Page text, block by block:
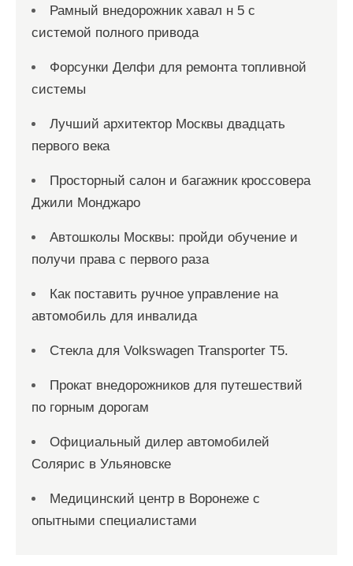
Рамный внедорожник хавал н 5 с
системой полного привода
Форсунки Делфи для ремонта топливной
системы
Лучший архитектор Москвы двадцать
первого века
Просторный салон и багажник кроссовера
Джили Монджаро
Автошколы Москвы: пройди обучение и
получи права с первого раза
Как поставить ручное управление на
автомобиль для инвалида
Стекла для Volkswagen Transporter T5.
Прокат внедорожников для путешествий
по горным дорогам
Официальный дилер автомобилей
Солярис в Ульяновске
Медицинский центр в Воронеже с
опытными специалистами